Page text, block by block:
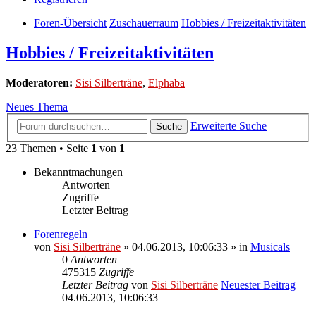
Foren-Übersicht Zuschauerraum Hobbies / Freizeitaktivitäten
Hobbies / Freizeitaktivitäten
Moderatoren: Sisi Silberträne, Elphaba
Neues Thema
Suche
Erweiterte Suche
23 Themen • Seite 1 von 1
Bekanntmachungen
Antworten
Zugriffe
Letzter Beitrag
Forenregeln
von Sisi Silberträne » 04.06.2013, 10:06:33 » in Musicals
0 Antworten
475315 Zugriffe
Letzter Beitrag von Sisi Silberträne Neuester Beitrag
04.06.2013, 10:06:33